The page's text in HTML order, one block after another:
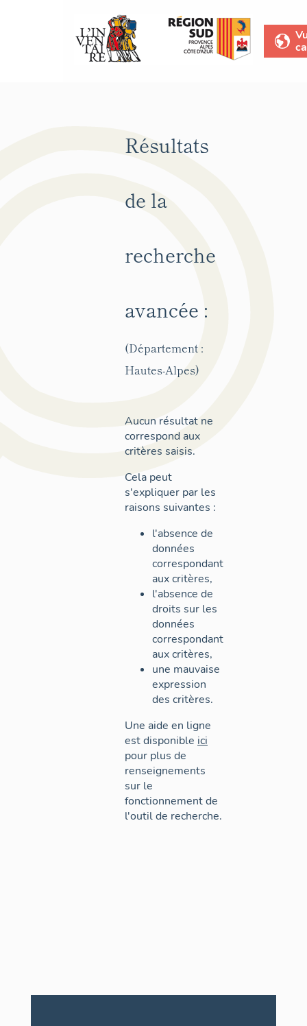
Résultats
de la
recherche
avancée :
(Département :
Hautes-Alpes)
Aucun résultat ne
correspond aux
critères saisis.
Cela peut
s'expliquer par les
raisons suivantes :
l'absence de
données
correspondant
aux critères,
l'absence de
droits sur les
données
correspondant
aux critères,
une mauvaise
expression
des critères.
Une aide en ligne
est disponible ici
pour plus de
renseignements
sur le
fonctionnement de
l'outil de recherche.